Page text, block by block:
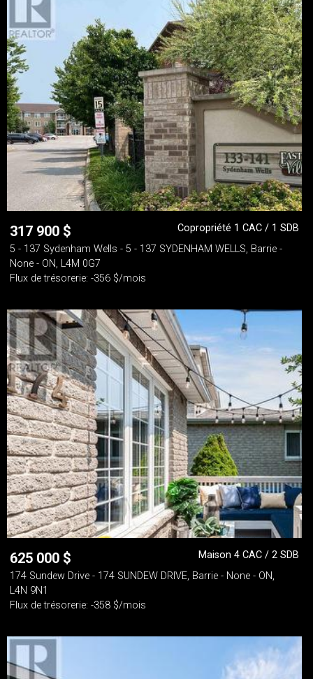
317 900 $
Copropriété 1 CAC / 1 SDB
5 - 137 Sydenham Wells - 5 - 137 SYDENHAM WELLS, Barrie -
None - ON, L4M 0G7
Flux de trésorerie: -356 $/mois
625 000 $
Maison 4 CAC / 2 SDB
174 Sundew Drive - 174 SUNDEW DRIVE, Barrie - None - ON,
L4N 9N1
Flux de trésorerie: -358 $/mois